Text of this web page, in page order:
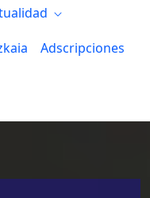
Adscripciones